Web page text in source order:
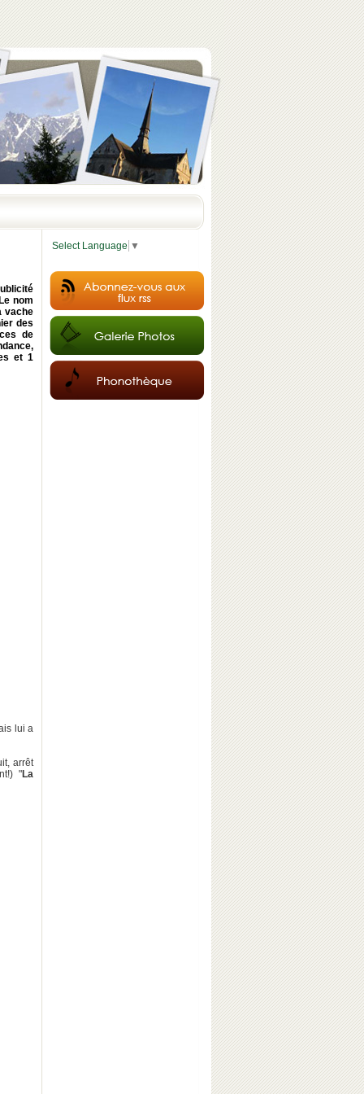
nom
vache
des
de
et 1
lui a
arrêt
"La
Select Language ▼